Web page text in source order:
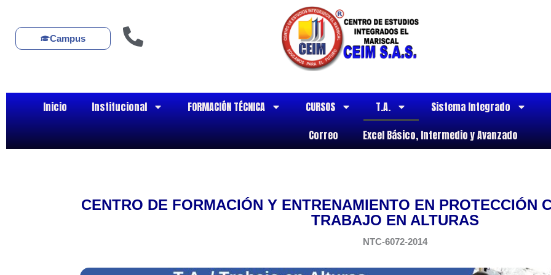
contenido
Campus
Inicio Institucional FORMACIÓN TÉCNICA CURSOS T.A. Sistema Integrado
Correo
Excel Básico, Intermedio y Avanzado
CENTRO DE FORMACIÓN Y ENTRENAMIENTO EN PROTECCIÓN
TRABAJO EN ALTURAS
NTC-6072-2014